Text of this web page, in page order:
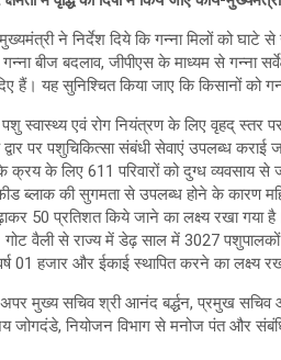
मुख्यमंत्री ने निर्देश दिये कि गन्ना मिलों को
गन्ना बीज बदलाव, जीपीएस के माध्यम से गन्ना
हैं। यह सुनिश्चित किया जाए कि किसानों को
स्वास्थ्य एवं रोग नियंत्रण के लिए वृहद् स्तर
पर पशुचिकित्सा संबंधी सेवाएं उपलब्ध
के लिए 611 परिवारों को दुग्ध व्यवसाय
फीड ब्लाक की सुगमता से उपलब्ध होने के कारण
50 प्रतिशत किये जाने का लक्ष्य रखा गया
वैली से राज्य में डेढ़ साल में 3027
01 हजार और ईकाई स्थापित करने का लक्ष्य
मुख्य सचिव श्री आनंद बर्द्धन, प्रमुख सचिव
जोगदंडे, नियोजन विभाग से मनोज पंत और